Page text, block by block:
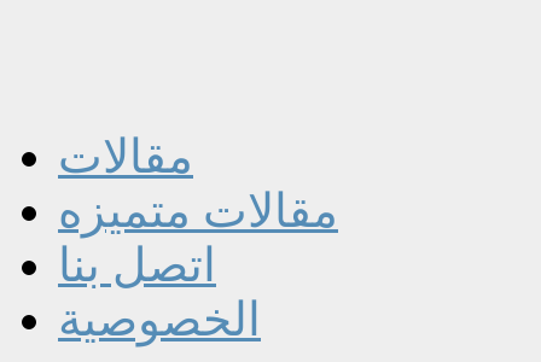
مقالات
مقالات متميزه
اتصل بنا
الخصوصية